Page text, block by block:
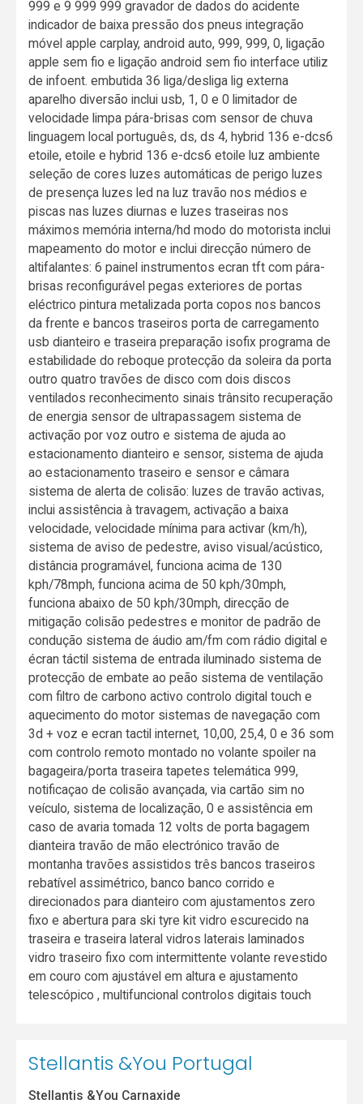
999 e 9 999 999 gravador de dados do acidente
indicador de baixa pressão dos pneus integração
móvel apple carplay, android auto, 999, 999, 0, ligação
apple sem fio e ligação android sem fio interface utiliz
de infoent. embutida 36 liga/desliga lig externa
aparelho diversão inclui usb, 1, 0 e 0 limitador de
velocidade limpa pára-brisas com sensor de chuva
linguagem local português, ds, ds 4, hybrid 136 e-dcs6
etoile, etoile e hybrid 136 e-dcs6 etoile luz ambiente
seleção de cores luzes automáticas de perigo luzes
de presença luzes led na luz travão nos médios e
piscas nas luzes diurnas e luzes traseiras nos
máximos memória interna/hd modo do motorista inclui
mapeamento do motor e inclui direcção número de
altifalantes: 6 painel instrumentos ecran tft com pára-
brisas reconfigurável pegas exteriores de portas
eléctrico pintura metalizada porta copos nos bancos
da frente e bancos traseiros porta de carregamento
usb dianteiro e traseira preparação isofix programa de
estabilidade do reboque protecção da soleira da porta
outro quatro travões de disco com dois discos
ventilados reconhecimento sinais trânsito recuperação
de energia sensor de ultrapassagem sistema de
activação por voz outro e sistema de ajuda ao
estacionamento dianteiro e sensor, sistema de ajuda
ao estacionamento traseiro e sensor e câmara
sistema de alerta de colisão: luzes de travão activas,
inclui assistência à travagem, activação a baixa
velocidade, velocidade mínima para activar (km/h),
sistema de aviso de pedestre, aviso visual/acústico,
distância programável, funciona acima de 130
kph/78mph, funciona acima de 50 kph/30mph,
funciona abaixo de 50 kph/30mph, direcção de
mitigação colisão pedestres e monitor de padrão de
condução sistema de áudio am/fm com rádio digital e
écran táctil sistema de entrada iluminado sistema de
protecção de embate ao peão sistema de ventilação
com filtro de carbono activo controlo digital touch e
aquecimento do motor sistemas de navegação com
3d + voz e ecran tactil internet, 10,00, 25,4, 0 e 36 som
com controlo remoto montado no volante spoiler na
bagageira/porta traseira tapetes telemática 999,
notificaçao de colisão avançada, via cartão sim no
veículo, sistema de localização, 0 e assistência em
caso de avaria tomada 12 volts de porta bagagem
dianteira travão de mão electrónico travão de
montanha travões assistidos três bancos traseiros
rebatível assimétrico, banco banco corrido e
direcionados para dianteiro com ajustamentos zero
fixo e abertura para ski tyre kit vidro escurecido na
traseira e traseira lateral vidros laterais laminados
vidro traseiro fixo com intermittente volante revestido
em couro com ajustável em altura e ajustamento
telescópico , multifuncional controlos digitais touch
Stellantis &You Portugal
Stellantis &You Carnaxide